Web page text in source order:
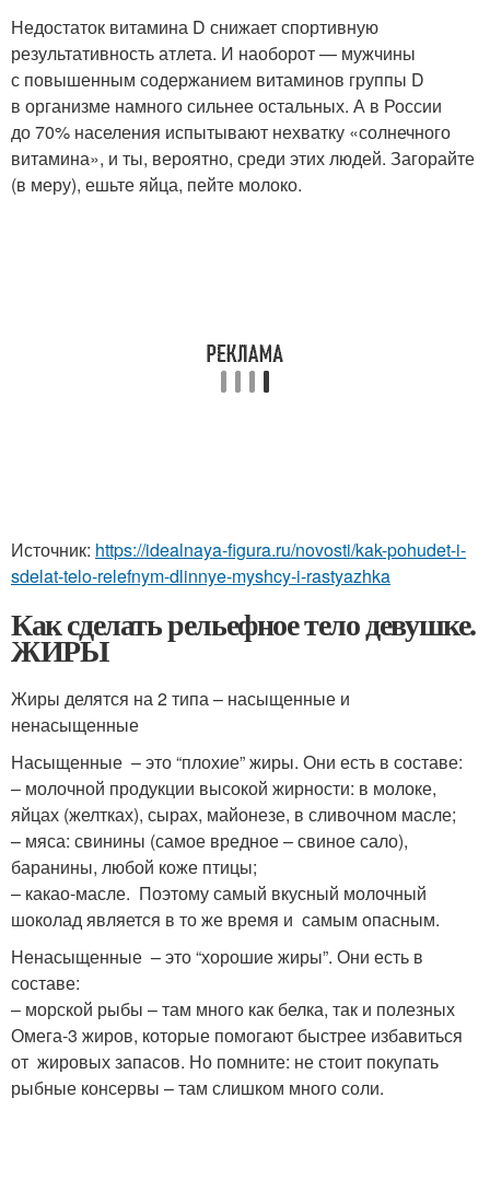
Недостаток витамина D снижает спортивную
результативность атлета. И наоборот — мужчины
с повышенным содержанием витаминов группы D
в организме намного сильнее остальных. А в России
до 70% населения испытывают нехватку «солнечного
витамина», и ты, вероятно, среди этих людей. Загорайте
(в меру), ешьте яйца, пейте молоко.
Источник: https://idealnaya-figura.ru/novosti/kak-pohudet-i-
sdelat-telo-relefnym-dlinnye-myshcy-i-rastyazhka
Как сделать рельефное тело девушке.
ЖИРЫ
Жиры делятся на 2 типа – насыщенные и
ненасыщенные
Насыщенные – это “плохие” жиры. Они есть в составе:
– молочной продукции высокой жирности: в молоке,
яйцах (желтках), сырах, майонезе, в сливочном масле;
– мяса: свинины (самое вредное – свиное сало),
баранины, любой коже птицы;
– какао-масле. Поэтому самый вкусный молочный
шоколад является в то же время и самым опасным.
Ненасыщенные – это “хорошие жиры”. Они есть в
составе:
– морской рыбы – там много как белка, так и полезных
Омега-3 жиров, которые помогают быстрее избавиться
от жировых запасов. Но помните: не стоит покупать
рыбные консервы – там слишком много соли.